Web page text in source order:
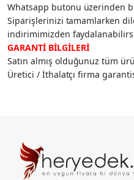
Whatsapp butonu üzerinden
Siparişlerinizi tamamlarken
indirimimizden
GARANTİ BİLGİLERİ
Satın almış olduğunuz tüm
Üretici / İthalatçı firma